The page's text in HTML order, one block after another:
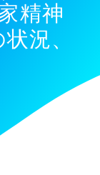
精神
況、